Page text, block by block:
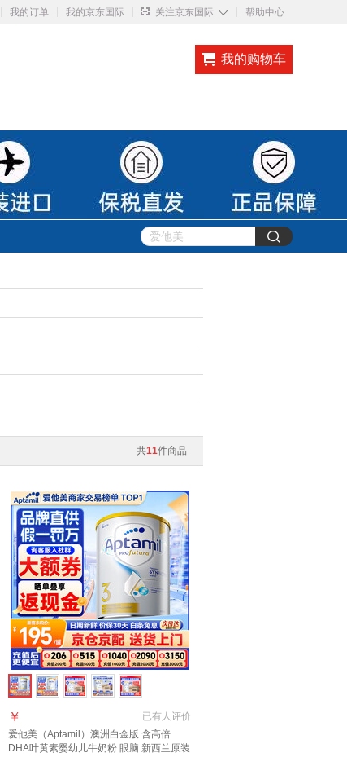
我的订单 我的京东国际 关注京东国际 ◇ 帮助中心
我的购物车
共11件商品
已有人评价
￥
爱他美（Aptamil）澳洲白金版 含高倍
DHA叶黄素婴幼儿牛奶粉 眼脑 新西兰原装